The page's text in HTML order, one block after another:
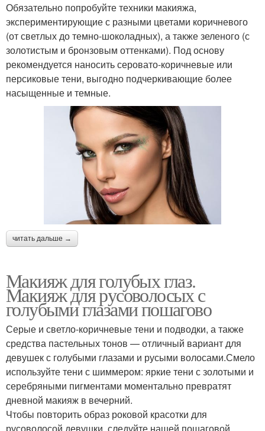
Обязательно попробуйте техники макияжа,
экспериментирующие с разными цветами коричневого
(от светлых до темно-шоколадных), а также зеленого (с
золотистым и бронзовым оттенками). Под основу
рекомендуется наносить серовато-коричневые или
персиковые тени, выгодно подчеркивающие более
насыщенные и темные.
читать дальше →
Макияж для голубых глаз.
Макияж для русоволосых с
голубыми глазами пошагово
Серые и светло-коричневые тени и подводки, а также
средства пастельных тонов — отличный вариант для
девушек с голубыми глазами и русыми волосами.Смело
используйте тени с шиммером: яркие тени с золотыми и
серебряными пигментами моментально превратят
дневной макияж в вечерний.
Чтобы повторить образ роковой красотки для